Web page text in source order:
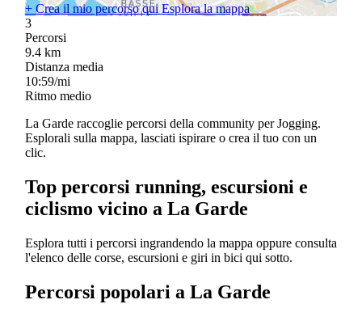
+Crea il mio percorso quiEsplora la mappa
3
Percorsi
9.4 km
Distanza media
10:59/mi
Ritmo medio
La Garde raccoglie percorsi della community per Jogging.
Esplorali sulla mappa, lasciati ispirare o crea il tuo con un
clic.
Top percorsi running, escursioni e
ciclismo vicino a La Garde
Esplora tutti i percorsi ingrandendo la mappa oppure consulta
l'elenco delle corse, escursioni e giri in bici qui sotto.
Percorsi popolari a La Garde